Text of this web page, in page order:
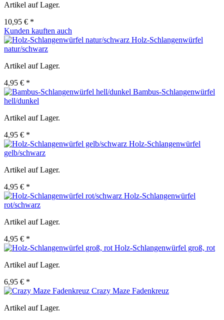
Artikel auf Lager.
10,95 € *
Kunden kauften auch
Holz-Schlangenwürfel
natur/schwarz
Artikel auf Lager.
4,95 € *
Bambus-Schlangenwürfel
hell/dunkel
Artikel auf Lager.
4,95 € *
Holz-Schlangenwürfel
gelb/schwarz
Artikel auf Lager.
4,95 € *
Holz-Schlangenwürfel
rot/schwarz
Artikel auf Lager.
4,95 € *
Holz-Schlangenwürfel groß, rot
Artikel auf Lager.
6,95 € *
Crazy Maze Fadenkreuz
Artikel auf Lager.